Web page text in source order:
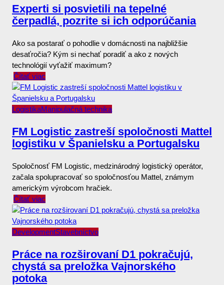
Experti si posvietili na tepelné
čerpadlá, pozrite si ich odporúčania
Ako sa postarať o pohodlie v domácnosti na najbližšie
desaťročia? Kým si nechať poradiť a ako z nových
technológií vyťažiť maximum?
Čítať viac
LogistikaManipulačná technika
FM Logistic zastreší spoločnosti Mattel
logistiku v Španielsku a Portugalsku
Spoločnosť FM Logistic, medzinárodný logistický operátor,
začala spolupracovať so spoločnosťou Mattel, známym
americkým výrobcom hračiek.
Čítať viac
DevelopmentStavebníctvo
Práce na rozširovaní D1 pokračujú,
chystá sa preložka Vajnorského
potoka